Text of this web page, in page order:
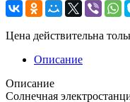
Цена действительна
Описание
Описание
Солнечная